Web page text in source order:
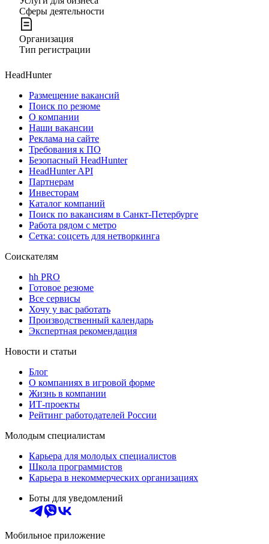
Сферы деятельности
Организация
Тип регистрации
HeadHunter
Размещение вакансий
Поиск по резюме
О компании
Наши вакансии
Реклама на сайте
Требования к ПО
Безопасный HeadHunter
HeadHunter API
Партнерам
Инвесторам
Каталог компаний
Поиск по вакансиям в Санкт-Петербурге
Работа рядом с метро
Сетка: соцсеть для нетворкинга
Соискателям
hh PRO
Готовое резюме
Все сервисы
Хочу у вас работать
Производственный календарь
Экспертная рекомендация
Новости и статьи
Блог
О компаниях в игровой форме
Жизнь в компании
ИТ-проекты
Рейтинг работодателей России
Молодым специалистам
Карьера для молодых специалистов
Школа программистов
Карьера в некоммерческих организациях
Боты для уведомлений
Мобильное приложение